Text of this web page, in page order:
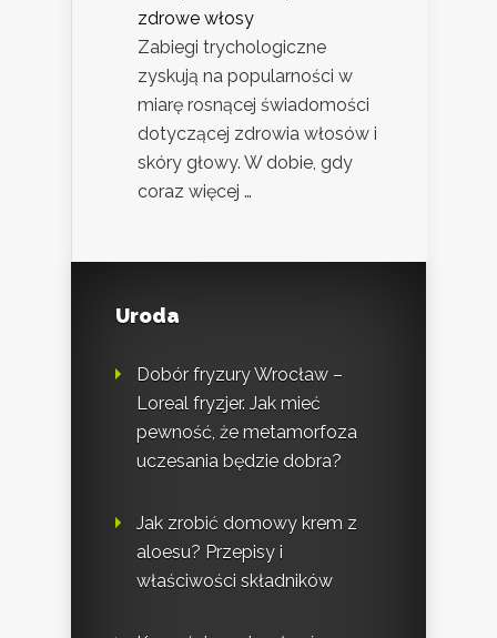
zdrowe włosy
Zabiegi trychologiczne
zyskują na popularności w
miarę rosnącej świadomości
dotyczącej zdrowia włosów i
skóry głowy. W dobie, gdy
coraz więcej …
Uroda
Dobór fryzury Wrocław –
Loreal fryzjer. Jak mieć
pewność, że metamorfoza
uczesania będzie dobra?
Jak zrobić domowy krem z
aloesu? Przepisy i
właściwości składników